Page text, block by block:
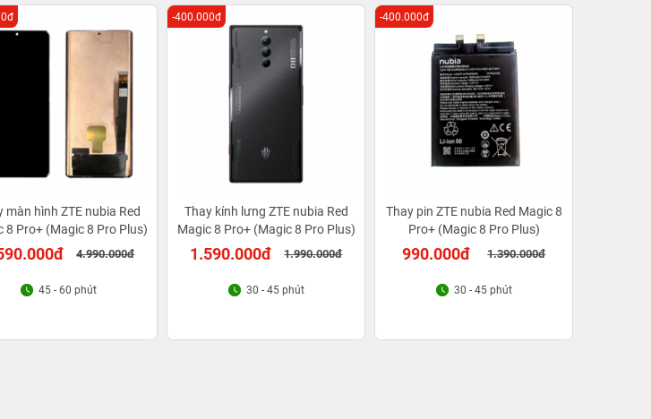
màn hình ZTE nubia Red
8 Pro+ (Magic 8 Pro Plus)
4.990.000đ
45 - 60 phút
Thay kính lưng ZTE nubia Red
Magic 8 Pro+ (Magic 8 Pro Plus)
1.590.000đ 1.990.000đ
-400.000đ
30 - 45 phút
Thay pin ZTE nubia Red Magic 8
Pro+ (Magic 8 Pro Plus)
990.000đ 1.390.000đ
-400.000đ
30 - 45 phút